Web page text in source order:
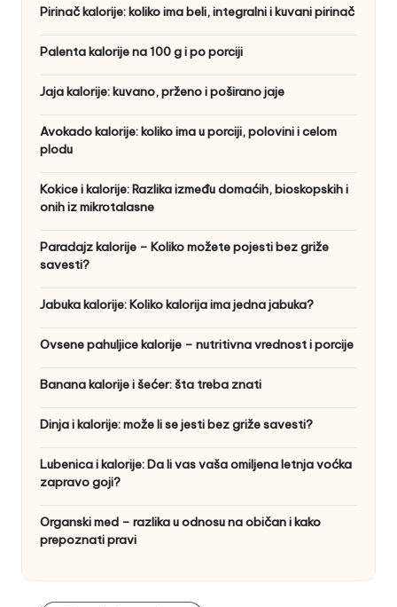
Pirinač kalorije: koliko ima beli, integralni i kuvani pirinač
Palenta kalorije na 100 g i po porciji
Jaja kalorije: kuvano, prženo i poširano jaje
Avokado kalorije: koliko ima u porciji, polovini i celom
plodu
Kokice i kalorije: Razlika između domaćih, bioskopskih i
onih iz mikrotalasne
Paradajz kalorije – Koliko možete pojesti bez griže
savesti?
Jabuka kalorije: Koliko kalorija ima jedna jabuka?
Ovsene pahuljice kalorije – nutritivna vrednost i porcije
Banana kalorije i šećer: šta treba znati
Dinja i kalorije: može li se jesti bez griže savesti?
Lubenica i kalorije: Da li vas vaša omiljena letnja voćka
zapravo goji?
Organski med – razlika u odnosu na običan i kako
prepoznati pravi